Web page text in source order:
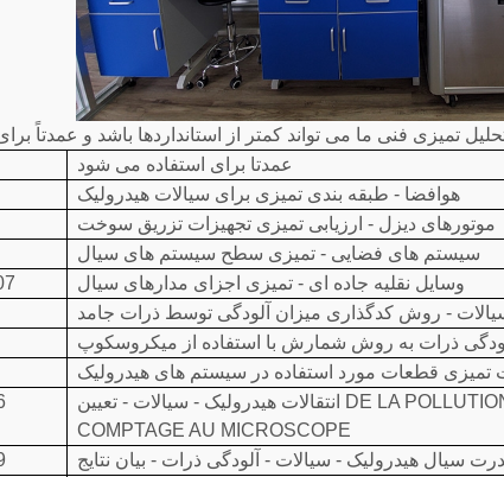
تمیزی فنی ما می تواند کمتر از استانداردها باشد و عمدتاً
عمدتا برای استفاده می شود
هوافضا - طبقه بندی تمیزی برای سیالات هیدرولیک
موتورهای دیزل - ارزیابی تمیزی تجهیزات تزریق سوخت
سیستم های فضایی - تمیزی سطح سیستم های سیال
وسایل نقلیه جاده ای - تمیزی اجزای مدارهای سیال
- روش کدگذاری میزان آلودگی توسط ذرات جامد
ذرات به روش شمارش با استفاده از میکروسکوپ
تمیزی قطعات مورد استفاده در سیستم های هیدرولیک
انتقالات هیدرولیک - سیالات - تعیین DE LA POLLUTION PARTICULAIRE PAR LA METHODE DE
COMPTAGE AU MICROSCOPE
سیال هیدرولیک - سیالات - آلودگی ذرات - بیان نتایج